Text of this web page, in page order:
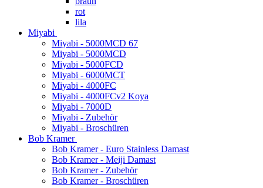
rot
lila
Miyabi
Miyabi - 5000MCD 67
Miyabi - 5000MCD
Miyabi - 5000FCD
Miyabi - 6000MCT
Miyabi - 4000FC
Miyabi - 4000FCv2 Koya
Miyabi - 7000D
Miyabi - Zubehör
Miyabi - Broschüren
Bob Kramer
Bob Kramer - Euro Stainless Damast
Bob Kramer - Meiji Damast
Bob Kramer - Zubehör
Bob Kramer - Broschüren